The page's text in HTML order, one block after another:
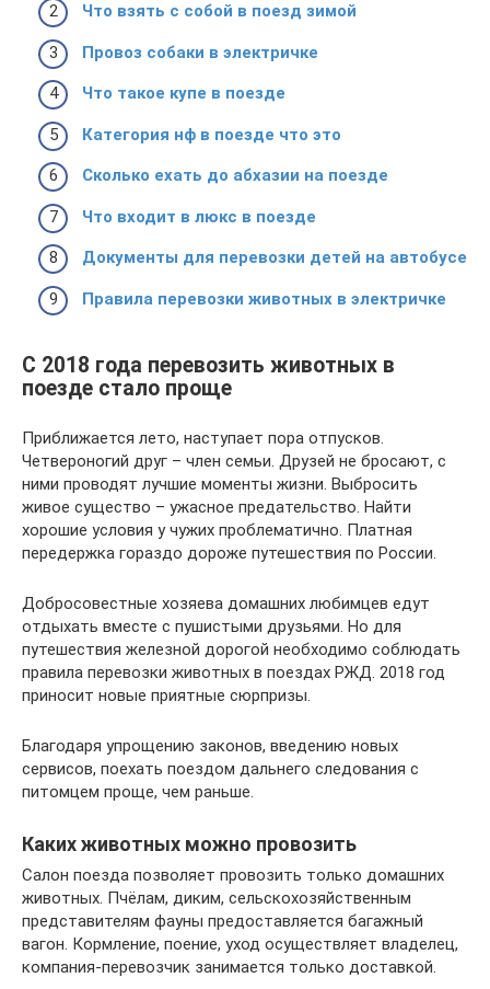
Что взять с собой в поезд зимой
Провоз собаки в электричке
Что такое купе в поезде
Категория нф в поезде что это
Сколько ехать до абхазии на поезде
Что входит в люкс в поезде
Документы для перевозки детей на автобусе
Правила перевозки животных в электричке
С 2018 года перевозить животных в
поезде стало проще
Приближается лето, наступает пора отпусков.
Четвероногий друг – член семьи. Друзей не бросают, с
ними проводят лучшие моменты жизни. Выбросить
живое существо – ужасное предательство. Найти
хорошие условия у чужих проблематично. Платная
передержка гораздо дороже путешествия по России.
Добросовестные хозяева домашних любимцев едут
отдыхать вместе с пушистыми друзьями. Но для
путешествия железной дорогой необходимо соблюдать
правила перевозки животных в поездах РЖД. 2018 год
приносит новые приятные сюрпризы.
Благодаря упрощению законов, введению новых
сервисов, поехать поездом дальнего следования с
питомцем проще, чем раньше.
Каких животных можно провозить
Салон поезда позволяет провозить только домашних
животных. Пчёлам, диким, сельскохозяйственным
представителям фауны предоставляется багажный
вагон. Кормление, поение, уход осуществляет владелец,
компания-перевозчик занимается только доставкой.